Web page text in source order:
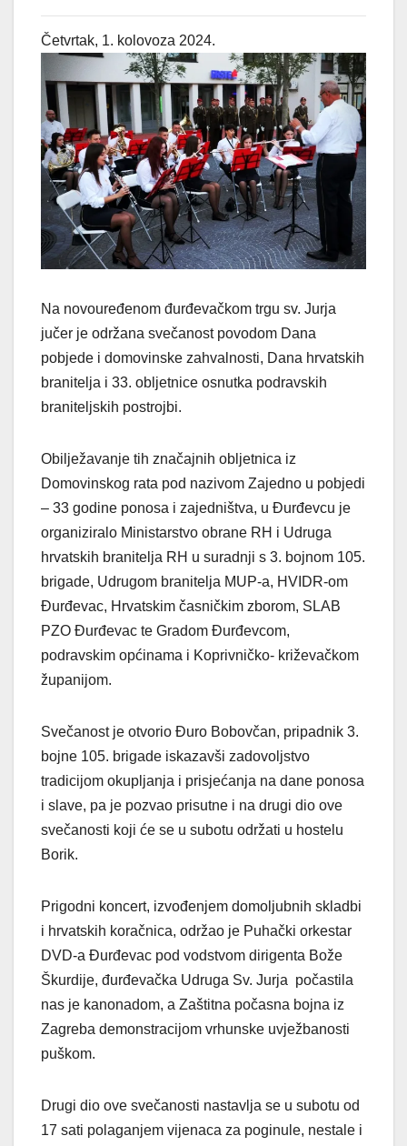
Četvrtak, 1. kolovoza 2024.
Na novouređenom đurđevačkom trgu sv. Jurja
jučer je održana svečanost povodom Dana
pobjede i domovinske zahvalnosti, Dana hrvatskih
branitelja i 33. obljetnice osnutka podravskih
braniteljskih postrojbi.
Obilježavanje tih značajnih obljetnica iz
Domovinskog rata pod nazivom Zajedno u pobjedi
– 33 godine ponosa i zajedništva, u Đurđevcu je
organiziralo Ministarstvo obrane RH i Udruga
hrvatskih branitelja RH u suradnji s 3. bojnom 105.
brigade, Udrugom branitelja MUP-a, HVIDR-om
Đurđevac, Hrvatskim časničkim zborom, SLAB
PZO Đurđevac te Gradom Đurđevcom,
podravskim općinama i Koprivničko- križevačkom
županijom.
Svečanost je otvorio Đuro Bobovčan, pripadnik 3.
bojne 105. brigade iskazavši zadovoljstvo
tradicijom okupljanja i prisjećanja na dane ponosa
i slave, pa je pozvao prisutne i na drugi dio ove
svečanosti koji će se u subotu održati u hostelu
Borik.
Prigodni koncert, izvođenjem domoljubnih skladbi
i hrvatskih koračnica, održao je Puhački orkestar
DVD-a Đurđevac pod vodstvom dirigenta Bože
Škurdije, đurđevačka Udruga Sv. Jurja počastila
nas je kanonadom, a Zaštitna počasna bojna iz
Zagreba demonstracijom vrhunske uvježbanosti
puškom.
Drugi dio ove svečanosti nastavlja se u subotu od
17 sati polaganjem vijenaca za poginule, nestale i